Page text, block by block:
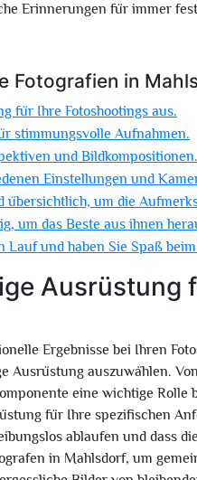
Erinnerungen für immer
Fotografien in
für Ihre Fotoshootings aus.
stimmungsvolle Aufnahmen.
und Bildkompositionen.
Einstellungen und
übersichtlich, um die
um das Beste aus ihnen
und haben Sie Spaß
Ausrüstung
Ergebnisse bei Ihren
Ausrüstung auszuwählen.
eine wichtige Rolle
für Ihre spezifischen
ablaufen und dass
in Mahlsdorf, um